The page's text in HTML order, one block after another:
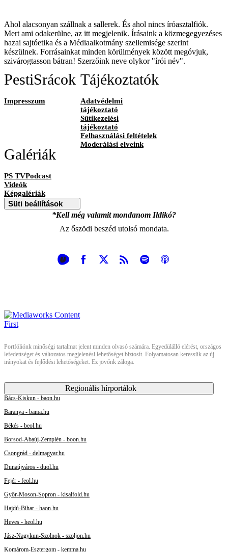
Ahol alacsonyan szállnak a sallerek. És ahol nincs íróasztalfiók.
Mert ami odakerülne, az itt megjelenik. Írásaink a közmegegyezéses
hazai sajtóetika és a Médiaalkotmány szellemisége szerint
készülnek. Forrásainkat minden körülmények között megóvjuk,
szivárogtasson bátran! Szerzőink neve olykor "írói név".
PestiSrácok
Impresszum
Tájékoztatók
Adatvédelmi
tájékoztató
Sütikezelési
tájékoztató
Felhasználási feltételek
Moderálási elveink
Galériák
PS TVPodcast
Videók
Képgalériák
Süti beállítások
*Kell még valamit mondanom Ildikó?
Az őszödi beszéd utolsó mondata.
Portfóliónk minőségi tartalmat jelent minden olvasó számára. Egyedülálló elérést, országos
lefedettséget és változatos megjelenési lehetőséget biztosít. Folyamatosan keressük az új
irányokat és fejlődési lehetőségeket. Ez jövőnk záloga.
Regionális hírportálok
Bács-Kiskun - baon.hu
Baranya - bama.hu
Békés - beol.hu
Borsod-Abaúj-Zemplén - boon.hu
Csongrád - delmagyar.hu
Dunaújváros - duol.hu
Fejér - feol.hu
Győr-Moson-Sopron - kisalfold.hu
Hajdú-Bihar - haon.hu
Heves - heol.hu
Jász-Nagykun-Szolnok - szoljon.hu
Komárom-Esztergom - kemma.hu